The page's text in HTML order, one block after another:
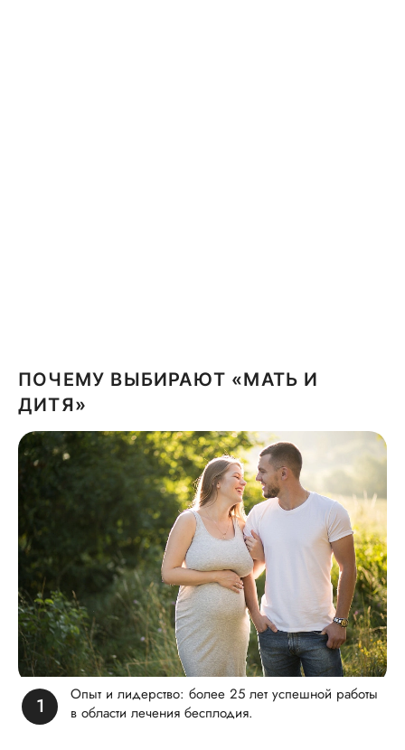
ПОЧЕМУ ВЫБИРАЮТ «МАТЬ И
ДИТЯ»
Опыт и лидерство: более 25 лет успешной работы
в области лечения бесплодия.